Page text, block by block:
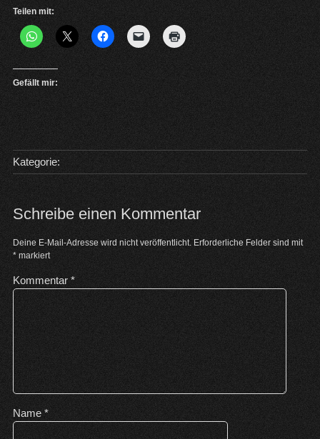
Teilen mit:
Gefällt mir:
Kategorie:
Schreibe einen Kommentar
Deine E-Mail-Adresse wird nicht veröffentlicht. Erforderliche Felder sind mit
*markiert
Kommentar *
Name *